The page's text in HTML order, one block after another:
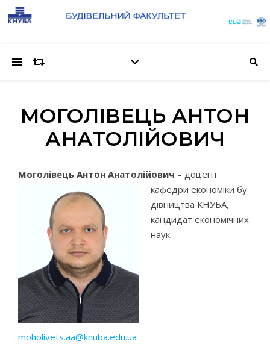
МОГОЛІВЕЦЬ АНТОН
АНАТОЛІЙОВИЧ
Моголівець Антон Анатолійович – доцент
кафедри економіки бу
дівництва КНУБА,
кандидат економічних
наук.
moholivets.aa@knuba.edu.ua